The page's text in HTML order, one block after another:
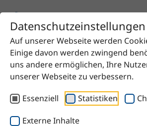
Datenschutzeinstellungen
Auf unserer Webseite werden
Einige davon werden zwingend
uns andere ermöglichen, Ihre
unserer Webseite zu verbessern.
Essenziell
Statistiken
Externe Inhalte
Startseite Produkt